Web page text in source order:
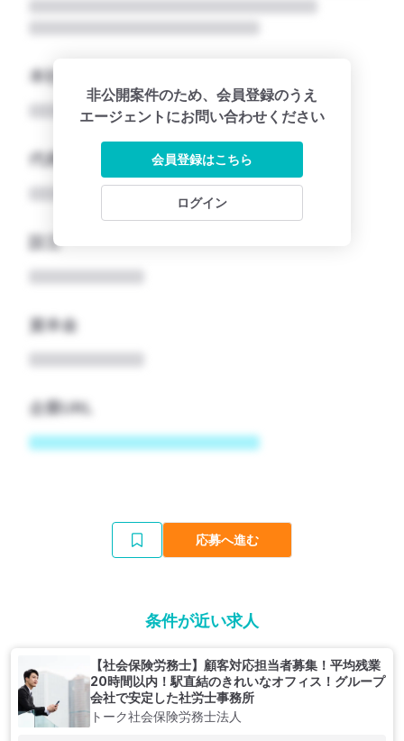
本社所在地名
代表者
設立
資本金
企業URL
非公開案件のため、会員登録のうえ
エージェントにお問い合わせください
会員登録はこちら
ログイン
応募へ進む
条件が近い求人
【社会保険労務士】顧客対応担当者募集！平均残業
20時間以内！駅直結のきれいなオフィス！グループ
会社で安定した社労士事務所
トーク社会保険労務士法人